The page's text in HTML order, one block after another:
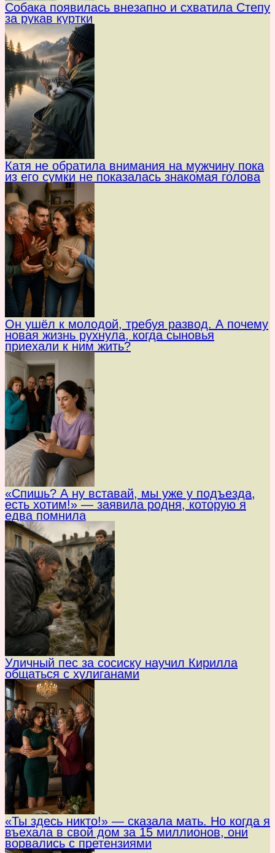
Собака появилась внезапно и схватила Степу
за рукав куртки
Катя не обратила внимания на мужчину пока
из его сумки не показалась знакомая голова
Он ушёл к молодой, требуя развод. А почему
новая жизнь рухнула, когда сыновья
приехали к ним жить?
«Спишь? А ну вставай, мы уже у подъезда,
есть хотим!» — заявила родня, которую я
едва помнила
Уличный пес за сосиску научил Кирилла
общаться с хулиганами
«Ты здесь никто!» — сказала мать. Но когда я
въехала в свой дом за 15 миллионов, они
ворвались с претензиями